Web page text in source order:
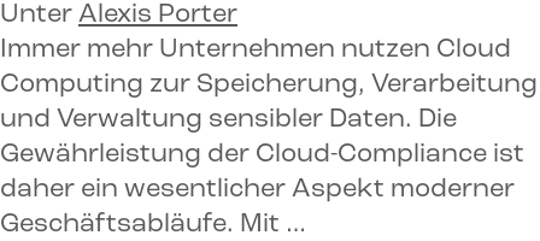
Unter Alexis Porter
Immer mehr Unternehmen nutzen Cloud
Computing zur Speicherung, Verarbeitung
und Verwaltung sensibler Daten. Die
Gewährleistung der Cloud-Compliance ist
daher ein wesentlicher Aspekt moderner
Geschäftsabläufe. Mit …